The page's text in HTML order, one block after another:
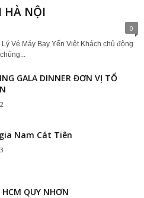
HÀ NỘI
0
Vé Máy Bay Yến Việt Khách chủ động
GALA DINNER ĐƠN VỊ TỔ
Nam Cát Tiên
HCM QUY NHƠN